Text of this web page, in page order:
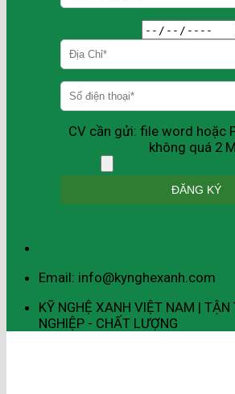
CV cần gửi: file word hoặc
không quá 2
Email: info@kynghexanh.com
KỸ NGHỆ XANH VIỆT NAM | TẬN
NGHIỆP - CHẤT LƯỢNG